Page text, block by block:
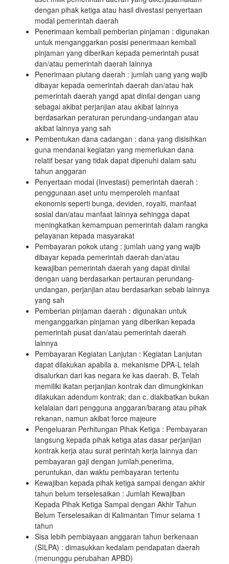
dengan pihak ketiga atau hasil divestasi penyertaan
modal pemerintah daerah
Penerimaan kembali pemberian pinjaman : digunakan
untuk menganggarkan posisi penerimaan kembali
pinjaman yang diberikan kepada pemerintah pusat
dan/atau pemerintah daerah lainnya
Penerimaan piutang daerah : jumlah uang yang wajib
dibayar kepada oemerintah daerah dan/atau hak
pemerintah daerah yangd apat dinilai dengan uang
sebagai akibat perjanjian atau akibat lainnya
berdasarkan peraturan perundang-undangan atau
akibat lainnya yang sah
Pembentukan dana cadangan : dana yang disisihkan
guna mendanai kegiatan yang memerlukan dana
relatif besar yang tidak dapat dipenuhi dalam satu
tahun anggaran
Penyertaan modal (Investasi) pemerintah daerah :
penggunaan aset untu memperoleh manfaat
ekonomis seperti bunga, deviden, royalti, manfaat
sosial dan/atau manfaat lainnya sehingga dapat
meningkatkan kemampuan pemerintah dalam rangka
pelayanan kepada masyarakat
Pembayaran pokok utang : jumlah uang yang wajib
dibayar kepada pemerintah daerah dan/atau
kewajiban pemerintah daerah yang dapat dinilai
dengan uang berdasarkan pertauran perundang-
undangan, perjanjian atau berdasarkan sebab lainnya
yang sah
Pemberian pinjaman daerah : digunakan untuk
menganggarkan pinjaman yang diberikan kepada
pemerintah pusat dan/atau pemerintah daerah
lainnya
Pembayaran Kegiatan Lanjutan : Kegiatan Lanjutan
dapat dilakukan apabila a. mekanisme DPA-L telah
disalurkan dari kas negara ke kas daerah. B, Telah
memiliki ikatan perjanjian kontrak dan dimungkinkan
dilakukan adendum kontrak; dan c. diakibatkan bukan
kelalaian dari pengguna anggaran/barang atau pihak
rekanan, namun akibat force majeure
Pengeluaran Perhitungan Pihak Ketiga : Pembayaran
langsung kepada pihak ketiga atas dasar perjanjian
kontrak kerja atau surat perintah kerja lainnya dan
pembayaran gaji dengan jumlah,penerima,
peruntukan, dan waktu pembayaran tertentu
Kewajiban kepada pihak ketiga sampai dengan akhir
tahun belum terselesaikan : Jumlah Kewajiban
Kepada Pihak Ketiga Sampai dengan Akhir Tahun
Belum Terselesaikan di Kalimantan Timur selama 1
tahun
Sisa lebih pembiayaan anggaran tahun berkenaan
(SILPA) : dimasukkan kedalam pendapatan daerah
(menunggu perubahan APBD)